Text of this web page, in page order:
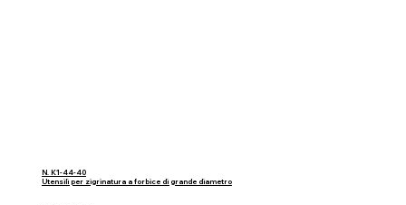
N. K1-44-40
Utensili per zigrinatura a forbice di grande diametro